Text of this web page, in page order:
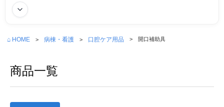
ク）などがあります。
続きを読む
⌂ HOME 病棟・看護 口腔ケア用品 開口補助具
商品一覧